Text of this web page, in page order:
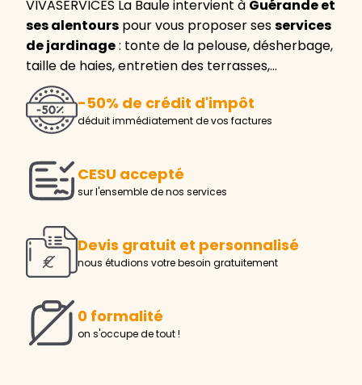
VIVASERVICES La Baule intervient à Guérande et
ses alentours pour vous proposer sesservices
de jardinage: tonte de la pelouse, désherbage,
taille de haies, entretien des terrasses,…
-50% de crédit d'impôt
déduit immédiatement de vos factures
CESU accepté
sur l'ensemble de nos services
Devis gratuit et personnalisé
nous étudions votre besoin gratuitement
0 formalité
on s'occupe de tout !